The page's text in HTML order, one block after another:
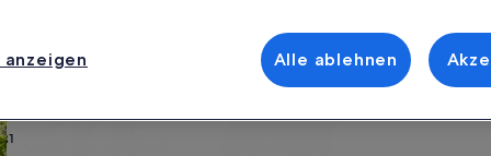
23
30
31
21 22
28 29
deinem Geschmack
oder Apartments
Alle ablehnen